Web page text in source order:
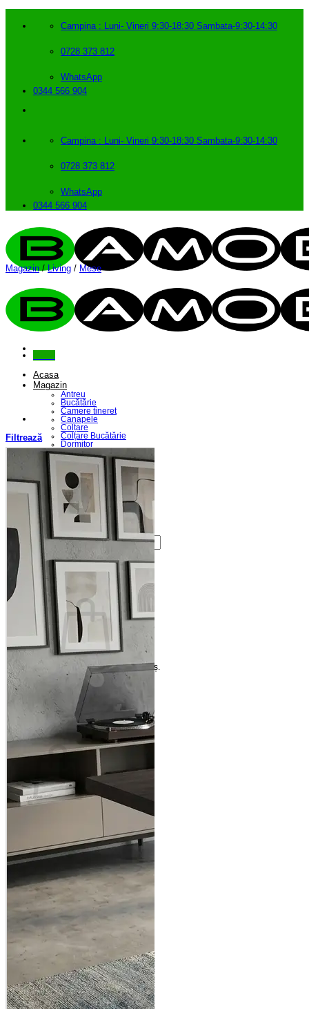
Campina : Luni- Vineri 9:30-18:30 Sambata-9:30-14:30
0728 373 812
WhatsApp
0344 566 904
Campina : Luni- Vineri 9:30-18:30 Sambata-9:30-14:30
0728 373 812
WhatsApp
0344 566 904
Acasa
Magazin
Antreu
Bucătărie
Camere tineret
Canapele
Colțare
Colțare Bucătărie
Dormitor
Fotolii
Riflaje
Saltele
Scaune
Seturi Canapele & Fotolii
Seturi Masă & Scaune
Despre Noi
Contact
Caută
după:
Coș /0,00
Nu ai niciun produs în coș.
Înapoi la magazin
Coș
Nu ai niciun produs în coș.
Înapoi la magazin
Magazin / Living / Mese
Filtrează